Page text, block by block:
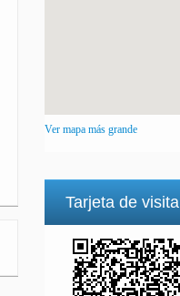
Ver mapa más grande
Tarjeta de visita